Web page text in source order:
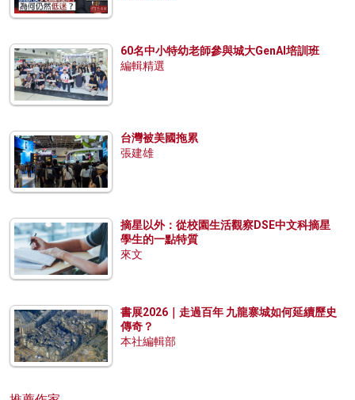
60名中小特幼老師參與城大GenAI培訓班
編輯精選
台灣被美國拖累
張建雄
摘星以外：從校園生活觀察DSE中文科摘星
學生的一點特質
來文
書展2026｜走過百年 九龍寨城如何延續歷史
傳奇？
本社編輯部